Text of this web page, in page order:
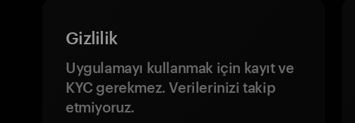
Gizlilik
Uygulamayı kullanmak için kayıt ve
KYC gerekmez. Verilerinizi takip
etmiyoruz.